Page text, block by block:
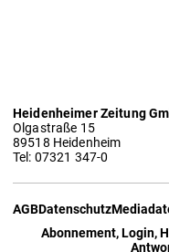
Heidenheimer Zeitung
Olgastraße 15
89518 Heidenheim
Tel: 07321 347-0
AGBDatenschutz
Abonnement, Login,